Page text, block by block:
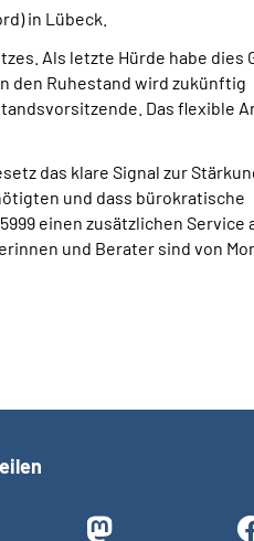
in Lübeck.
Als letzte Hürde habe dies
den Ruhestand wird zukünftig
Das flexible
das klare Signal zur
und dass bürokratische
einen zusätzlichen Service
und Berater sind von